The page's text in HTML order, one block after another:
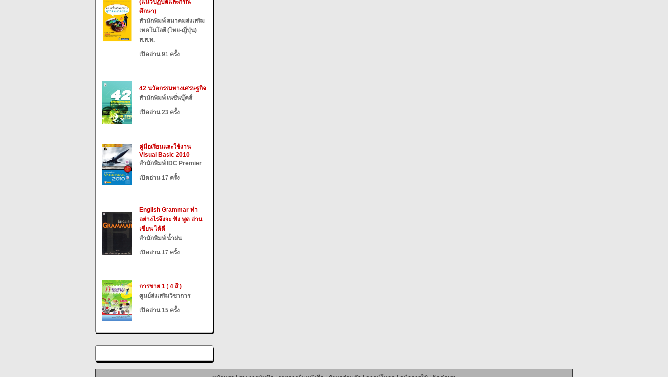
(แนวปฏิบัติและกรณี
ศึกษา)
สำนักพิมพ์ สมาคมส่งเสริม
เทคโนโลยี (ไทย-ญี่ปุ่น)
ส.ส.ท.
เปิดอ่าน 91 ครั้ง
42 นวัตกรรมทางเศรษฐกิจ
สำนักพิมพ์ เนชั่นบุ๊คส์
เปิดอ่าน 23 ครั้ง
คู่มือเรียนและใช้งาน
Visual Basic 2010
สำนักพิมพ์ IDC Premier
เปิดอ่าน 17 ครั้ง
English Grammar ทำ
อย่างไรจึงจะ ฟัง พูด อ่าน
เขียน ได้ดี
สำนักพิมพ์ น้ำฝน
เปิดอ่าน 17 ครั้ง
การขาย 1 ( 4 สี )
ศูนย์ส่งเสริมวิชาการ
เปิดอ่าน 15 ครั้ง